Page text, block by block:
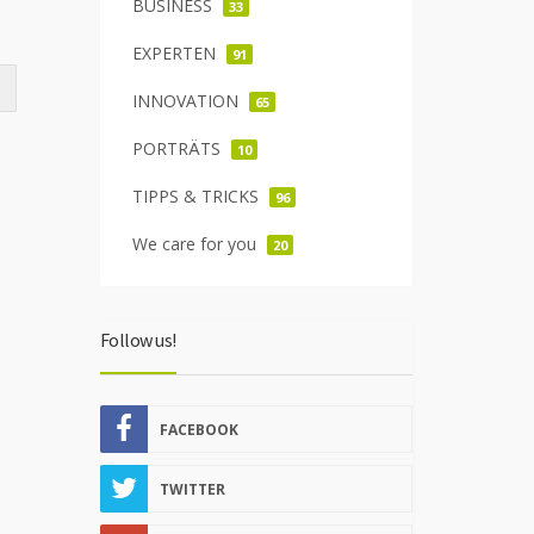
BUSINESS 33
EXPERTEN 91
INNOVATION 65
PORTRÄTS 10
TIPPS & TRICKS 96
We care for you 20
Follow us!
FACEBOOK
TWITTER